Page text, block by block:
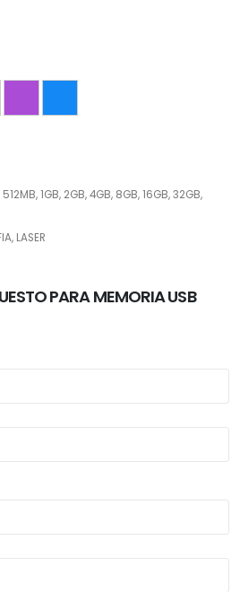
1GB, 2GB, 4GB, 8GB, 16GB, 32GB,
LASER
PARA MEMORIA USB